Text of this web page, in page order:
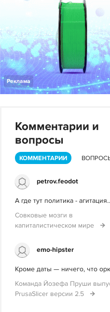
Реклама
Комментарии и
вопросы
КОММЕНТАРИИ
petrov.feodot
А где тут политика -
Совковые мозги в
капиталистическом мире
emo-hipster
Кроме даты — ничего, что
Команда Йозефа Пруши
PrusaSlicer версии 2.5